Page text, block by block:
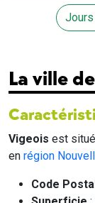
La ville
Vigeois est
en région
Code